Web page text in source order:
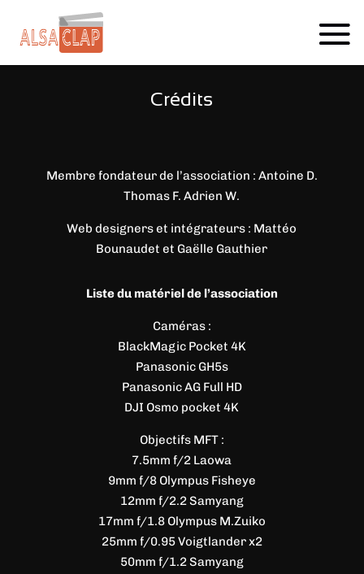
Crédits
Membre fondateur de l’association : Antoine D.
Thomas F. Adrien W.
Web designers et intégrateurs : Mattéo
Bounaudet et Gaëlle Gauthier
Liste du matériel de l’association
Caméras :
BlackMagic Pocket 4K
Panasonic GH5s
Panasonic AG Full HD
DJI Osmo pocket 4K
Objectifs MFT :
7.5mm f/2 Laowa
9mm f/8 Olympus Fisheye
12mm f/2.2 Samyang
17mm f/1.8 Olympus M.Zuiko
25mm f/0.95 Voigtlander x2
50mm f/1.2 Samyang
VOIR LE PROJET
the module Content settings. You can also style every
aspect of this content in the module Design settings and
SOUTENIR LE PROJET